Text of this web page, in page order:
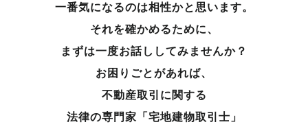
一番気になるのは相性かと思います。
それを確かめるために、
まずは一度お話ししてみませんか？
お困りごとがあれば、
不動産取引に関する
法律の専門家「宅地建物取引士」